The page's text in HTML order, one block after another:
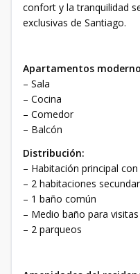
confort y la tranquilidad
exclusivas de Santiago.
Apartamentos
– Sala
– Cocina
– Comedor
– Balcón
Distribución:
– Habitación principal
– 2 habitaciones
– 1 baño común
– Medio baño para visitas
– 2 parqueos